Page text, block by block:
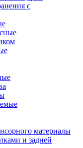
с
материалы
и задней